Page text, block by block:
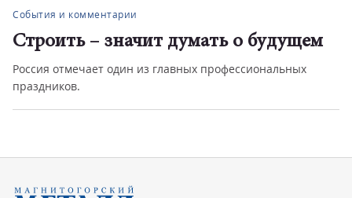
События и комментарии
Строить – значит думать о будущем
Россия отмечает один из главных профессиональных
праздников.